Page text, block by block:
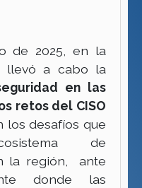
de 2025, en la
llevó a cabo la
en las
retos del CISO
los desafíos que
de
la región, ante
donde las